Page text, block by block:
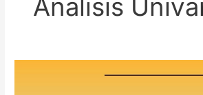
Analisis